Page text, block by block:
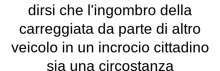
dirsi che l'ingombro della
carreggiata da parte di altro
veicolo in un incrocio cittadino
sia una circostanza